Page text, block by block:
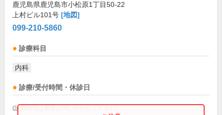
鹿児島県鹿児島市小松原1丁目50-22
上村ビル101号 [地図]
099-210-5860
診療科目
内科
診療/受付時間・休診日
(診療時間は直接お問い合わせください)